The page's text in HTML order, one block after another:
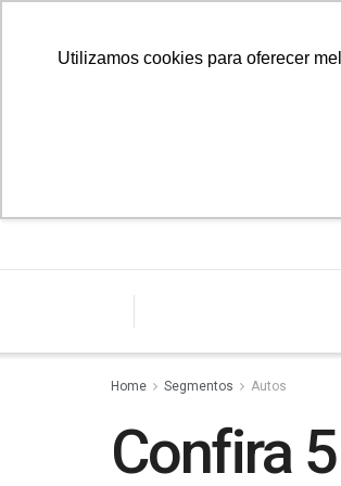
Utilizamos cookies para oferecer
Home Segmentos Autos
Confira